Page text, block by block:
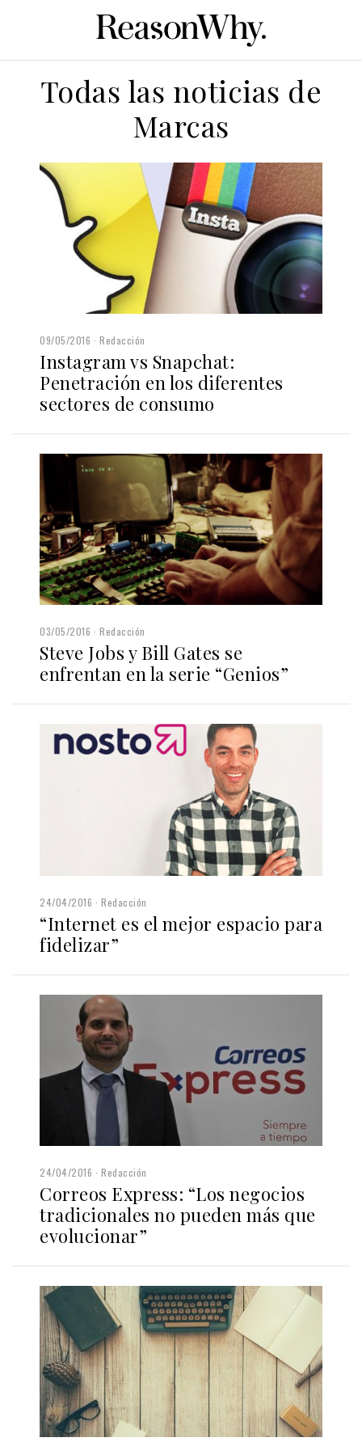
Todas las noticias de
Marcas
09/05/2016 Redacción
Instagram vs Snapchat:
Penetración en los diferentes
sectores de consumo
03/05/2016 Redacción
Steve Jobs y Bill Gates se
enfrentan en la serie “Genios”
24/04/2016 Redacción
“Internet es el mejor espacio para
fidelizar”
24/04/2016 Redacción
Correos Express: “Los negocios
tradicionales no pueden más que
evolucionar”